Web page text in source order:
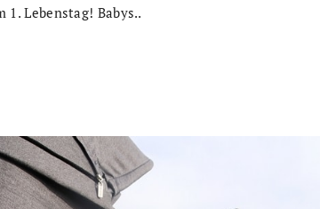
1. Lebenstag! Babys..